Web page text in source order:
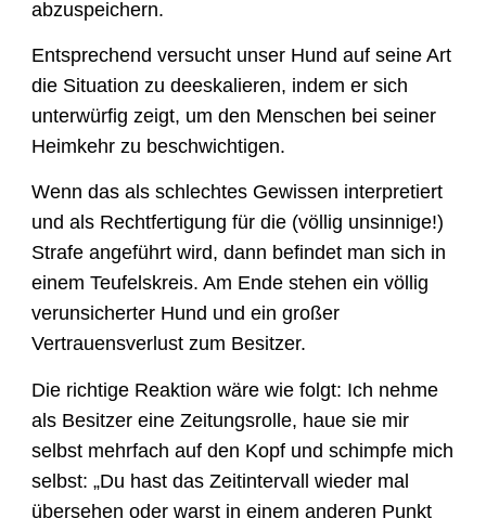
abzuspeichern.
Entsprechend versucht unser Hund auf seine Art
die Situation zu deeskalieren, indem er sich
unterwürfig zeigt, um den Menschen bei seiner
Heimkehr zu beschwichtigen.
Wenn das als schlechtes Gewissen interpretiert
und als Rechtfertigung für die (völlig unsinnige!)
Strafe angeführt wird, dann befindet man sich in
einem Teufelskreis. Am Ende stehen ein völlig
verunsicherter Hund und ein großer
Vertrauensverlust zum Besitzer.
Die richtige Reaktion wäre wie folgt: Ich nehme
als Besitzer eine Zeitungsrolle, haue sie mir
selbst mehrfach auf den Kopf und schimpfe mich
selbst: „Du hast das Zeitintervall wieder mal
übersehen oder warst in einem anderen Punkt